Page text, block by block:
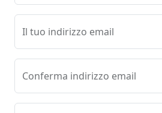
Il tuo indirizzo email
Conferma indirizzo email